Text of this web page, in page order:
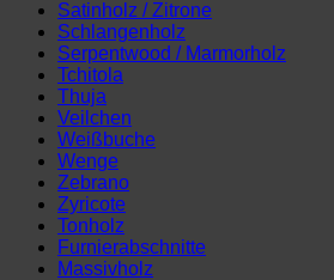
Satinholz / Zitrone
Schlangenholz
Serpentwood / Marmorholz
Tchitola
Thuja
Veilchen
Weißbuche
Wenge
Zebrano
Zyricote
Tonholz
Furnierabschnitte
Massivholz